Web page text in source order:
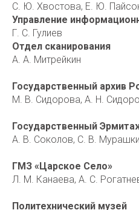
С. Ю. Хвостова, Е. Ю.
Управление
Г. С. Гулиев
Отдел сканирования
А. А. Митрейкин
Государственный архив
М. В. Сидорова, А. Н.
Государственный
А. В. Соколов, С. В.
ГМЗ «Царское Село»
Л. М. Канаева, А. С.
Политехнический музей